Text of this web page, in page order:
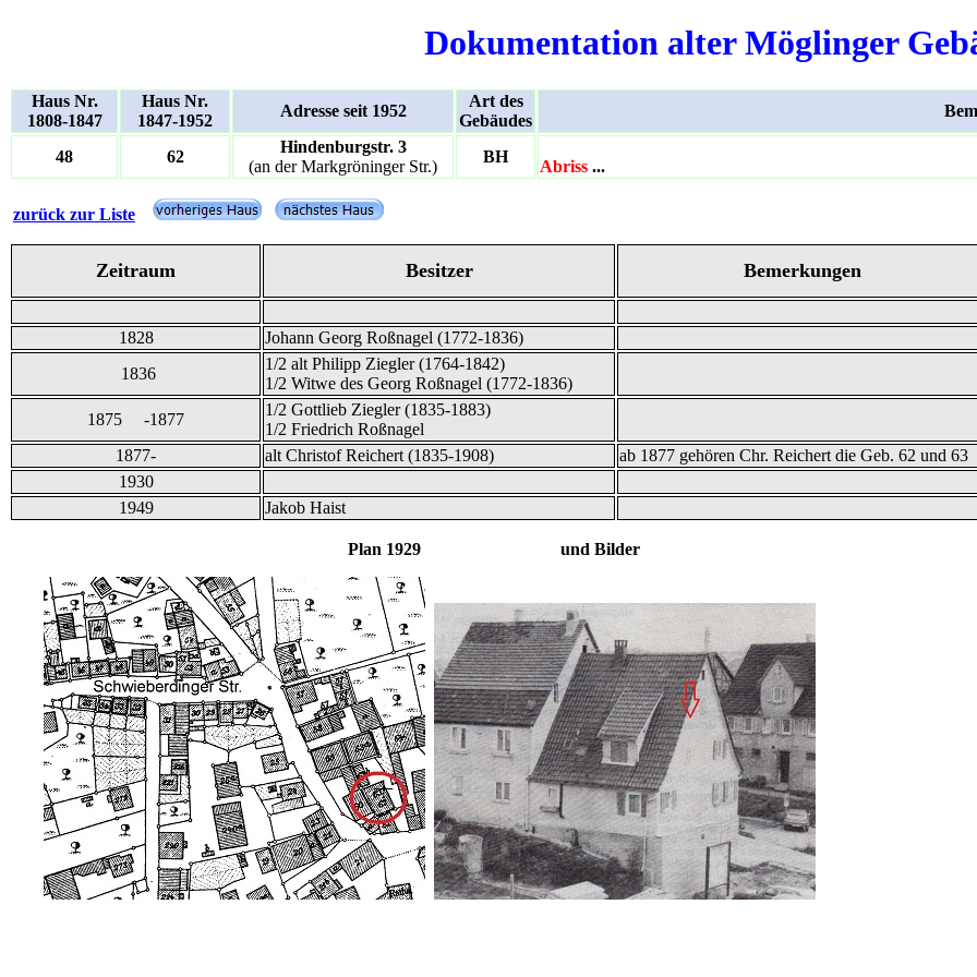
Dokumentation alter Möglinger
Haus Nr.
1808-1847
Haus Nr.
1847-1952
Adresse seit 1952
Art des
Gebäudes
48 62
Hindenburgstr. 3
(an der Markgröninger Str.)
BH
Abriss ...
zurück zur Liste
Zeitraum Besitzer Bemerkungen
1828
Johann Georg Roßnagel (1772-1836)
1836
1/2 alt Philipp Ziegler (1764-1842)
1/2 Witwe des Georg Roßnagel (1772-1836)
1875 -1877
1/2 Gottlieb Ziegler (1835-1883)
1/2 Friedrich Roßnagel
1877-
alt Christof Reichert (1835-1908)
ab 1877 gehören Chr. Reichert die Geb. 62 und 63
1930
1949
Jakob Haist
Plan 1929 und Bilder